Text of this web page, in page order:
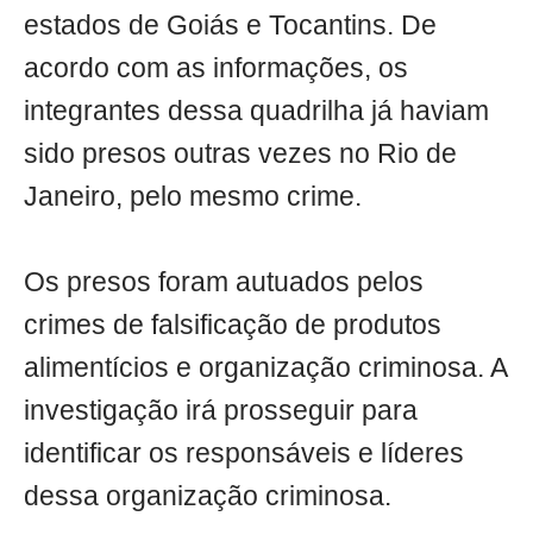
estados de Goiás e Tocantins. De
acordo com as informações, os
integrantes dessa quadrilha já haviam
sido presos outras vezes no Rio de
Janeiro, pelo mesmo crime.
Os presos foram autuados pelos
crimes de falsificação de produtos
alimentícios e organização criminosa. A
investigação irá prosseguir para
identificar os responsáveis e líderes
dessa organização criminosa.